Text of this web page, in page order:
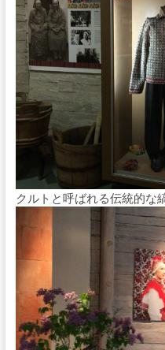
クルトと呼ばれる伝統的